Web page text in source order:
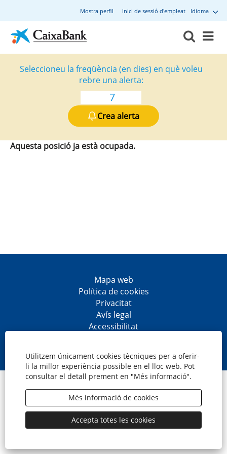
Utilitzem únicament cookies tècniques per a oferir-
li la millor experiència possible en el lloc web. Pot
consultar el detall prement en "Més informació".
Més informació de cookies
Accepta totes les cookies
Idioma
Mostra perfil Inici de sessió d'empleat
Seleccioneu la freqüència (en dies) en què voleu
rebre una alerta:
Crea alerta
Aquesta posició ja està ocupada.
Mapa web
Política de cookies
Privacitat
Avís legal
Accessibilitat
o
b
r
e
n
u
n
a
p
t
o
b
r
e
n
u
n
a
p
t
o
b
r
e
n
u
n
a
p
t
o
b
r
e
n
u
n
a
p
t
© CaixaBank, S.A.